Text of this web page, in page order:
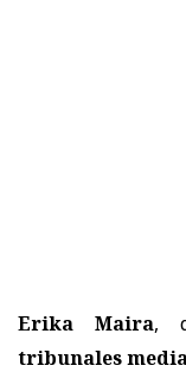
Erika Maira,
tribunales